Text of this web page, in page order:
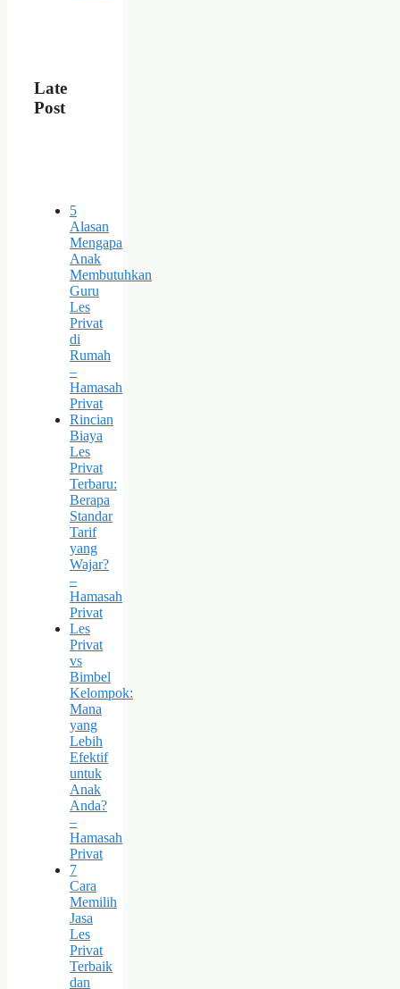
Late
Post
5
Alasan
Mengapa
Anak
Membutuhkan
Guru
Les
Privat
di
Rumah
–
Hamasah
Privat
Rincian
Biaya
Les
Privat
Terbaru:
Berapa
Standar
Tarif
yang
Wajar?
–
Hamasah
Privat
Les
Privat
vs
Bimbel
Kelompok:
Mana
yang
Lebih
Efektif
untuk
Anak
Anda?
–
Hamasah
Privat
7
Cara
Memilih
Jasa
Les
Privat
Terbaik
dan